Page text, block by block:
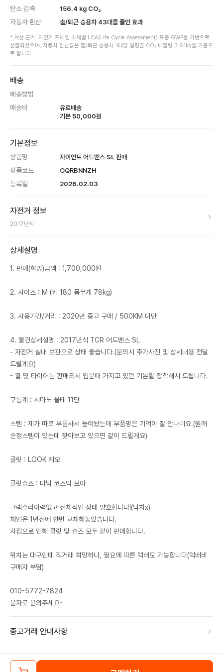
탄소 감축 156.4 kg CO₂
자동차 환산 출/퇴근 승용차 43대를 줄인 효과
* 계산 근거: 자전거 프레임 소재별 LCA(Life Cycle Assessment) 표준 GWP를 기반으로
산출되었으며, 자동차 환산값은 출/퇴근 승용차 1대당 일평균 CO₂ 배출량 3.61kg을 기준으
로 합니다.
배송
배송방법
배송비
유료배송
기본 50,000원
기본정보
상품명 자이언트 어드밴스 SL 판매
상품코드 OQRBNNZH
등록일 2026.02.03
자전거 정보
2017년식
상세설명
1. 판매(희망)금액 : 1,700,000원
2. 사이즈 : M (키 180 몸무게 78kg)
3. 사용기간/거리 : 2020년 중고 구매 / 500KM 미만
4. 물건상세설명 : 2017년식 TCR 어드밴스 SL
- 자전거 실내 보관으로 상태 좋습니다.(문의시 추가사진 및 상세내용 전달
드릴게요)
- 휠 및 타이어는 판매되서 입문때 가지고 있던 기본휠 장착해서 드립니다.
구동계 : 시마노 울테 11단
스템 : 제가 따로 부품사서 높여놨는데 부품명은 기억이 잘 안나네요.(원래
순정스템이 있는데 찾아보고 있으면 같이 드릴게요)
클릿 : LOOK 케오
클릿슈즈 : 마빅 코스믹 보아
크랙수리이력없고 전체적인 상태 양호합니다!(낙차x)
체인은 1년전에 한번 교체해놓았습니다.
자접으로 인해 클릿 및 슈즈 모두 같이 판매합니다.
위치는 대구인데 직거래 희망하나, 필요에 따른 택배도 가능합니다(택배비
구매자 부담)
010-5772-7824
문자로 문의주세요~
중고거래 안내사항